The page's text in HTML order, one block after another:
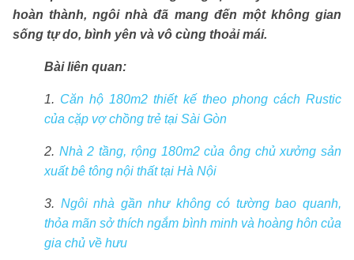
hoàn thành, ngôi nhà đã mang đến một không gian
sống tự do, bình yên và vô cùng thoải mái.
Bài liên quan:
1. Căn hộ 180m2 thiết kế theo phong cách Rustic
của cặp vợ chồng trẻ tại Sài Gòn
2. Nhà 2 tầng, rộng 180m2 của ông chủ xưởng sản
xuất bê tông nội thất tại Hà Nội
3. Ngôi nhà gần như không có tường bao quanh,
thỏa mãn sở thích ngắm bình minh và hoàng hôn của
gia chủ về hưu